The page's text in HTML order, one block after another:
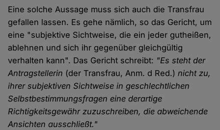
Eine solche Aussage muss sich auch die Transfrau
gefallen lassen. Es gehe nämlich, so das Gericht, um
eine "subjektive Sichtweise, die ein jeder gutheißen,
ablehnen und sich ihr gegenüber gleichgültig
verhalten kann". Das Gericht schreibt: "Es steht der
Antragstellerin (der Transfrau, Anm. d Red.)nicht zu,
ihrer subjektiven Sichtweise in geschlechtlichen
Selbstbestimmungsfragen eine derartige
Richtigkeitsgewähr zuzuschreiben, die abweichende
Ansichten ausschließt."